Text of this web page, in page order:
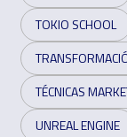
TOKIO SCHOOL
TÉCNICAS
UNREAL ENGINE